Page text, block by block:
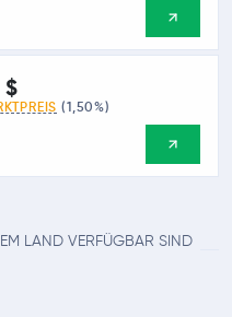
$
(1,50%)
LAND VERFÜGBAR SIND